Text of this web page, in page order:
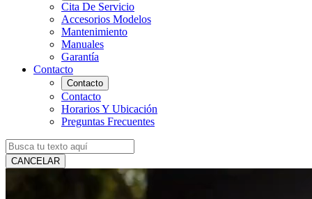
Cita De Servicio
Accesorios Modelos
Mantenimiento
Manuales
Garantía
Contacto
Contacto
Contacto
Horarios Y Ubicación
Preguntas Frecuentes
CANCELAR